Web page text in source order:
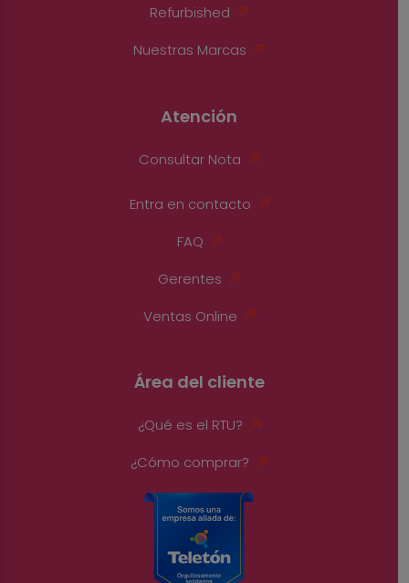
Refurbished
Nuestras Marcas
Atención
Consultar Nota
Entra en contacto
FAQ
Gerentes
Ventas Online
Área del cliente
¿Qué es el RTU?
¿Cómo comprar?